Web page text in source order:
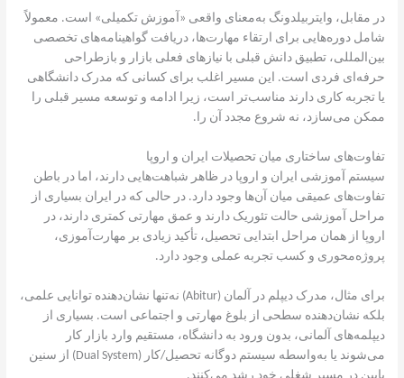
در مقابل، وایتربیلدونگ به‌معنای واقعی «آموزش تکمیلی» است. معمولاً
شامل دوره‌هایی برای ارتقاء مهارت‌ها، دریافت گواهینامه‌های تخصصی
بین‌المللی، تطبیق دانش قبلی با نیازهای فعلی بازار و بازطراحی
حرفه‌ای فردی است. این مسیر اغلب برای کسانی که مدرک دانشگاهی
یا تجربه کاری دارند مناسب‌تر است، زیرا ادامه و توسعه مسیر قبلی را
ممکن می‌سازد، نه شروع مجدد آن را.
تفاوت‌های ساختاری میان تحصیلات ایران و اروپا
سیستم آموزشی ایران و اروپا در ظاهر شباهت‌هایی دارند، اما در باطن
تفاوت‌های عمیقی میان آن‌ها وجود دارد. در حالی که در ایران بسیاری از
مراحل آموزشی حالت تئوریک دارند و عمق مهارتی کمتری دارند، در
اروپا از همان مراحل ابتدایی تحصیل، تأکید زیادی بر مهارت‌آموزی،
پروژه‌محوری و کسب تجربه عملی وجود دارد.
برای مثال، مدرک دیپلم در آلمان (Abitur) نه‌تنها نشان‌دهنده توانایی علمی،
بلکه نشان‌دهنده سطحی از بلوغ مهارتی و اجتماعی است. بسیاری از
دیپلمه‌های آلمانی، بدون ورود به دانشگاه، مستقیم وارد بازار کار
می‌شوند یا به‌واسطه سیستم دوگانه تحصیل/کار (Dual System) از سنین
پایین در مسیر شغلی خود رشد می‌کنند.